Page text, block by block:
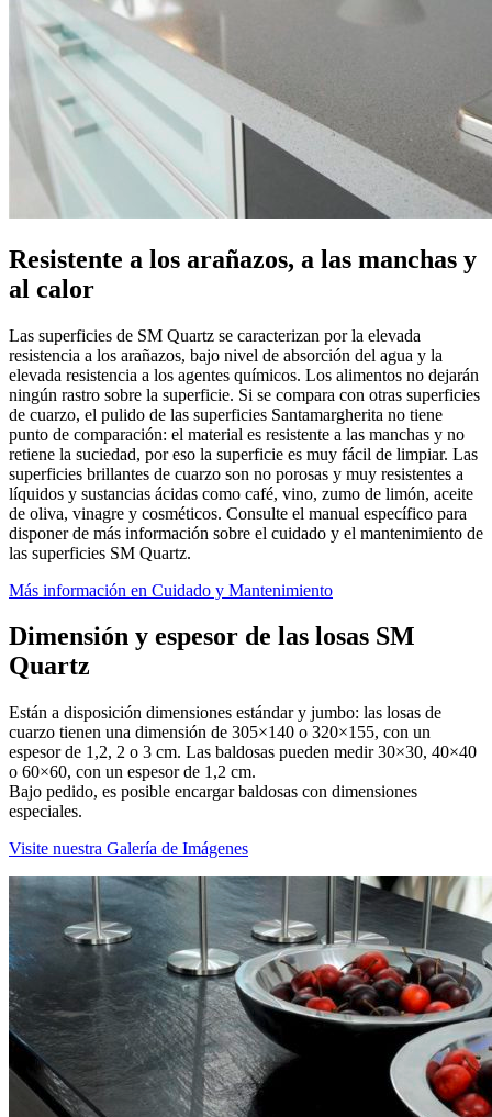
Resistente a los arañazos, a las manchas y
al calor
Las superficies de SM Quartz se caracterizan por la elevada
resistencia a los arañazos, bajo nivel de absorción del agua y la
elevada resistencia a los agentes químicos. Los alimentos no dejarán
ningún rastro sobre la superficie. Si se compara con otras superficies
de cuarzo, el pulido de las superficies Santamargherita no tiene
punto de comparación: el material es resistente a las manchas y no
retiene la suciedad, por eso la superficie es muy fácil de limpiar. Las
superficies brillantes de cuarzo son no porosas y muy resistentes a
líquidos y sustancias ácidas como café, vino, zumo de limón, aceite
de oliva, vinagre y cosméticos. Consulte el manual específico para
disponer de más información sobre el cuidado y el mantenimiento de
las superficies SM Quartz.
Más información en Cuidado y Mantenimiento
Dimensión y espesor de las losas SM
Quartz
Están a disposición dimensiones estándar y jumbo: las losas de
cuarzo tienen una dimensión de 305×140 o 320×155, con un
espesor de 1,2, 2 o 3 cm. Las baldosas pueden medir 30×30, 40×40
o 60×60, con un espesor de 1,2 cm.
Bajo pedido, es posible encargar baldosas con dimensiones
especiales.
Visite nuestra Galería de Imágenes